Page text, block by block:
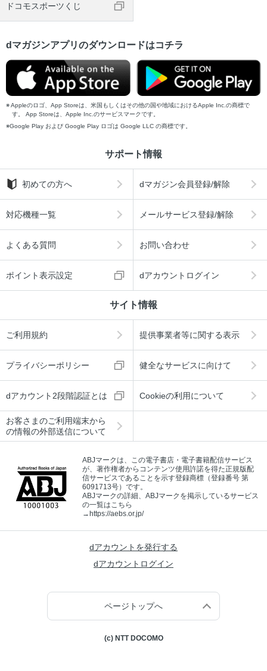
ドコモスポーツくじ
dマガジンアプリのダウンロードはコチラ
Appleのロゴ、App Storeは、米国もしくはその他の国や地域におけるApple Inc.の商標で
す。 App Storeは、Apple Inc.のサービスマークです。
Google Play および Google Play ロゴは Google LLC の商標です。
サポート情報
初めての方へ dマガジン会員登録/解除
対応機種一覧 メールサービス登録/解除
よくある質問 お問い合わせ
ポイント表示設定 dアカウントログイン
サイト情報
ご利用規約 提供事業者等に関する表示
プライバシーポリシー 健全なサービスに向けて
dアカウント2段階認証とは Cookieの利用について
お客さまのご利用端末から
の情報の外部送信について
ABJマークは、この電子書店・電子書籍配信サービス
が、著作権者からコンテンツ使用許諾を得た正規版配
信サービスであることを示す登録商標（登録番号 第
6091713号）です。
ABJマークの詳細、ABJマークを掲示しているサービス
の一覧はこちら
→ https://aebs.or.jp/
dアカウントを発行する
dアカウントログイン
ページトップへ
(c) NTT DOCOMO